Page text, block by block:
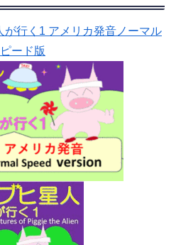
が行く1 アメリカ発音ノーマル
ード版